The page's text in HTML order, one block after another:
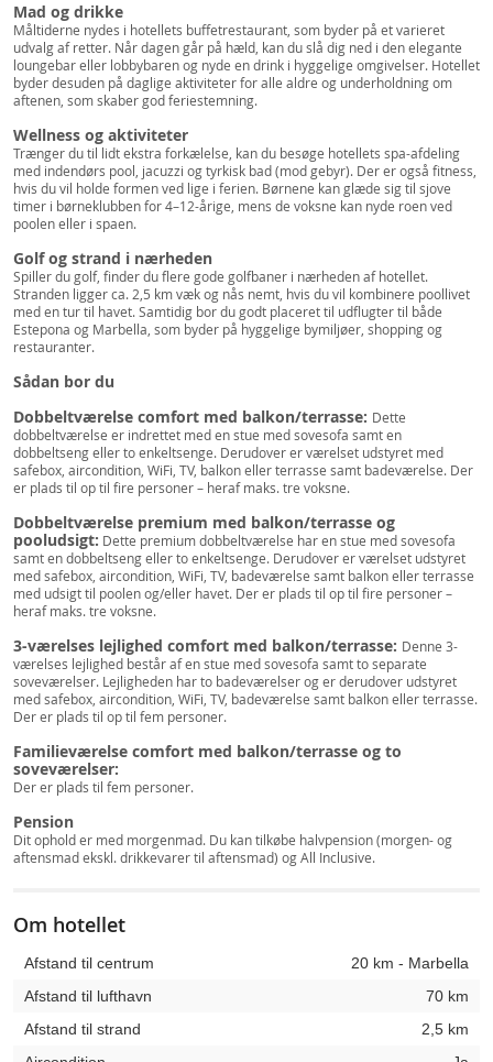
Mad og drikke
Måltiderne nydes i hotellets buffetrestaurant, som byder på et varieret
udvalg af retter. Når dagen går på hæld, kan du slå dig ned i den elegante
loungebar eller lobbybaren og nyde en drink i hyggelige omgivelser. Hotellet
byder desuden på daglige aktiviteter for alle aldre og underholdning om
aftenen, som skaber god feriestemning.
Wellness og aktiviteter
Trænger du til lidt ekstra forkælelse, kan du besøge hotellets spa-afdeling
med indendørs pool, jacuzzi og tyrkisk bad (mod gebyr). Der er også fitness,
hvis du vil holde formen ved lige i ferien. Børnene kan glæde sig til sjove
timer i børneklubben for 4–12-årige, mens de voksne kan nyde roen ved
poolen eller i spaen.
Golf og strand i nærheden
Spiller du golf, finder du flere gode golfbaner i nærheden af hotellet.
Stranden ligger ca. 2,5 km væk og nås nemt, hvis du vil kombinere poollivet
med en tur til havet. Samtidig bor du godt placeret til udflugter til både
Estepona og Marbella, som byder på hyggelige bymiljøer, shopping og
restauranter.
Sådan bor du
Dobbeltværelse comfort med balkon/terrasse: Dette
dobbeltværelse er indrettet med en stue med sovesofa samt en
dobbeltseng eller to enkeltsenge. Derudover er værelset udstyret med
safebox, aircondition, WiFi, TV, balkon eller terrasse samt badeværelse. Der
er plads til op til fire personer – heraf maks. tre voksne.
Dobbeltværelse premium med balkon/terrasse og
pooludsigt: Dette premium dobbeltværelse har en stue med sovesofa
samt en dobbeltseng eller to enkeltsenge. Derudover er værelset udstyret
med safebox, aircondition, WiFi, TV, badeværelse samt balkon eller terrasse
med udsigt til poolen og/eller havet. Der er plads til op til fire personer –
heraf maks. tre voksne.
3-værelses lejlighed comfort med balkon/terrasse: Denne 3-
værelses lejlighed består af en stue med sovesofa samt to separate
soveværelser. Lejligheden har to badeværelser og er derudover udstyret
med safebox, aircondition, WiFi, TV, badeværelse samt balkon eller terrasse.
Der er plads til op til fem personer.
Familieværelse comfort med balkon/terrasse og to
soveværelser:
Der er plads til fem personer.
Pension
Dit ophold er med morgenmad. Du kan tilkøbe halvpension (morgen- og
aftensmad ekskl. drikkevarer til aftensmad) og All Inclusive.
Om hotellet
Afstand til centrum
20 km - Marbella
Afstand til lufthavn
70 km
Afstand til strand
2,5 km